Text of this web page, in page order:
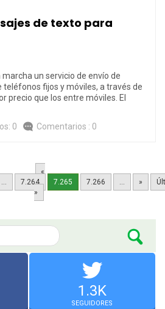
de texto para
un servicio de envío de
fijos y móviles, a través de
precio que los entre móviles. El
0 Comentarios : 0
«
... 7.264 7.265 7.266 ... »
»
1.3K
SEGUIDORES